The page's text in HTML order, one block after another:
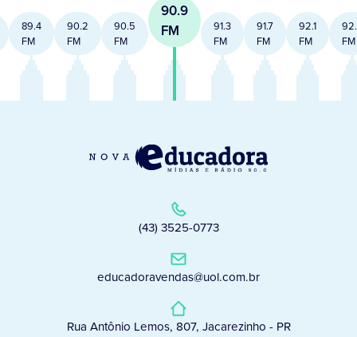
89.4
FM
90.2
FM
90.5
FM
90.9
FM
91.3
FM
91.7
FM
92.1
FM
FM
(43) 3525-0773
educadoravendas@uol.com.br
Rua Antônio Lemos, 807, Jacarezinho - PR